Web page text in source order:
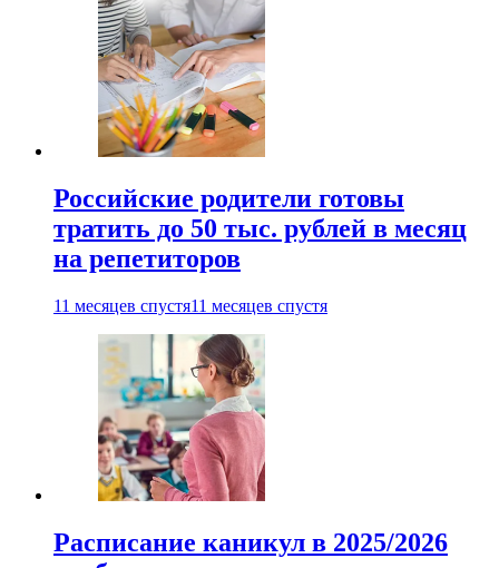
Российские родители готовы
тратить до 50 тыс. рублей в месяц
на репетиторов
11 месяцев спустя11 месяцев спустя
Расписание каникул в 2025/2026